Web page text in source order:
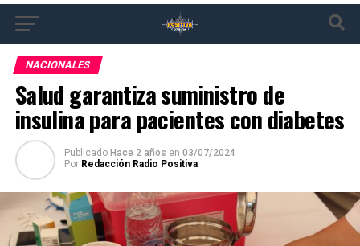
NACIONALES
Salud garantiza suministro de
insulina para pacientes con diabetes
Publicado Hace 2 años en 03/07/2024
Por Redacción Radio Positiva